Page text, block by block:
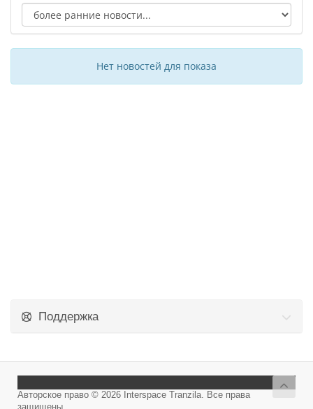
Нет новостей для показа
Поддержка
Авторское право © 2026 Interspace Tranzila. Все права
защищены.